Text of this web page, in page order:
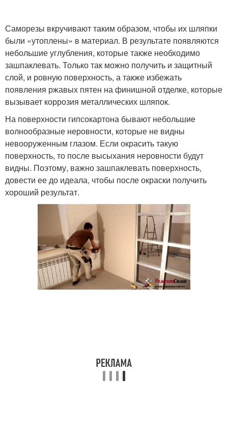
Саморезы вкручивают таким образом, чтобы их шляпки
были «утоплены» в материал. В результате появляются
небольшие углубления, которые также необходимо
зашпаклевать. Только так можно получить и защитный
слой, и ровную поверхность, а также избежать
появления ржавых пятен на финишной отделке, которые
вызывает коррозия металлических шляпок.
На поверхности гипсокартона бывают небольшие
волнообразные неровности, которые не видны
невооруженным глазом. Если окрасить такую
поверхность, то после высыхания неровности будут
видны. Поэтому, важно зашпаклевать поверхность,
довести ее до идеала, чтобы после окраски получить
хороший результат.